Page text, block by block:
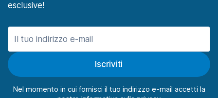
esclusive!
Iscriviti
Nel momento in cui fornisci il tuo indirizzo e-mail accetti la